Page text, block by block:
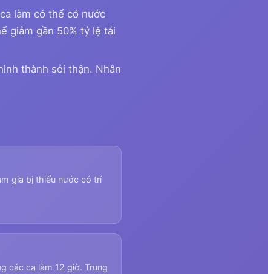
làm có thể có nước
giảm gần 50% tỷ lệ tái
thành sỏi thận. Nhân
gia bị thiếu nước có trí
các ca làm 12 giờ. Trung